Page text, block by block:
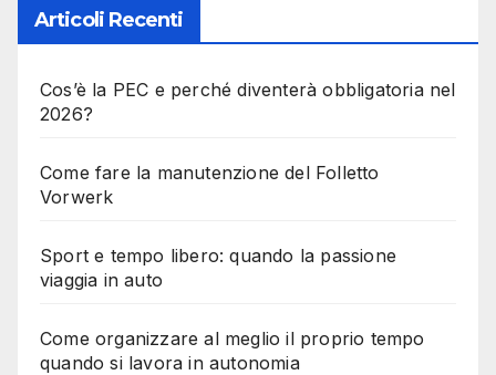
Articoli Recenti
Cos’è la PEC e perché diventerà obbligatoria nel
2026?
Come fare la manutenzione del Folletto
Vorwerk
Sport e tempo libero: quando la passione
viaggia in auto
Come organizzare al meglio il proprio tempo
quando si lavora in autonomia